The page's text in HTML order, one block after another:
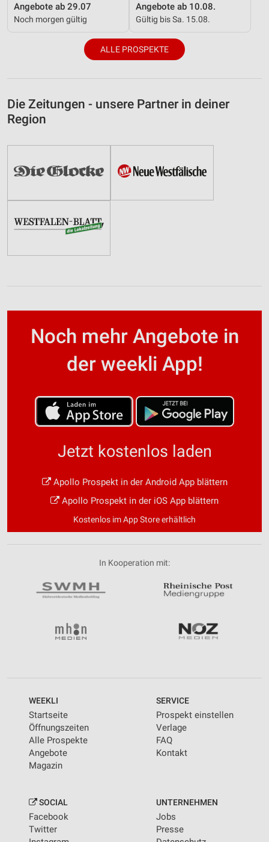
Angebote ab 29.07
Noch morgen gültig
Angebote ab 10.08.
Gültig bis Sa. 15.08.
ALLE PROSPEKTE
Die Zeitungen - unsere Partner in deiner
Region
Noch mehr Angebote in
der weekli App!
Jetzt kostenlos laden
Apollo Prospekt in der Android App blättern
Apollo Prospekt in der iOS App blättern
Kostenlos im App Store erhältlich
In Kooperation mit:
WEEKLI
Startseite
Öffnungszeiten
Alle Prospekte
Angebote
Magazin
SERVICE
Prospekt einstellen
Verlage
FAQ
Kontakt
SOCIAL
Facebook
Twitter
UNTERNEHMEN
Jobs
Presse